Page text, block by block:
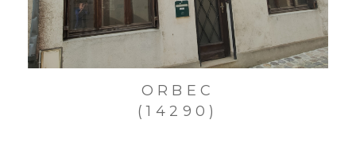
ORBEC
(14290)